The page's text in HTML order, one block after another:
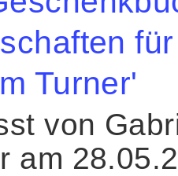
für
Turner'
von
am